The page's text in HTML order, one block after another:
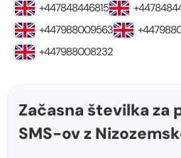
+447848446815
+447988009563
+447988008232
Začasna številka za
SMS-ov z